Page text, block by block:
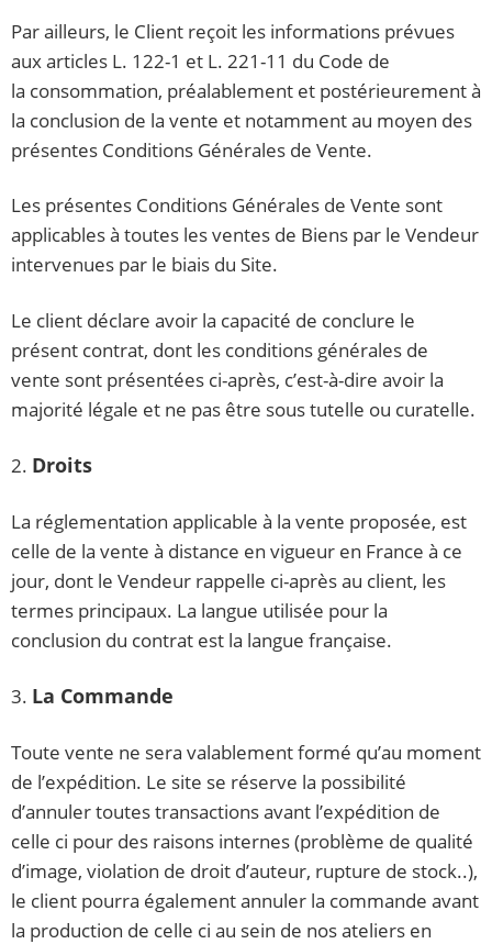
Par ailleurs, le Client reçoit les informations prévues
aux articles L. 122-1 et L. 221-11 du Code de
la consommation, préalablement et postérieurement à
la conclusion de la vente et notamment au moyen des
présentes Conditions Générales de Vente.
Les présentes Conditions Générales de Vente sont
applicables à toutes les ventes de Biens par le Vendeur
intervenues par le biais du Site.
Le client déclare avoir la capacité de conclure le
présent contrat, dont les conditions générales de
vente sont présentées ci-après, c’est-à-dire avoir la
majorité légale et ne pas être sous tutelle ou curatelle.
2. Droits
La réglementation applicable à la vente proposée, est
celle de la vente à distance en vigueur en France à ce
jour, dont le Vendeur rappelle ci-après au client, les
termes principaux. La langue utilisée pour la
conclusion du contrat est la langue française.
3. La Commande
Toute vente ne sera valablement formé qu’au moment
de l’expédition. Le site se réserve la possibilité
d’annuler toutes transactions avant l’expédition de
celle ci pour des raisons internes (problème de qualité
d’image, violation de droit d’auteur, rupture de stock..),
le client pourra également annuler la commande avant
la production de celle ci au sein de nos ateliers en